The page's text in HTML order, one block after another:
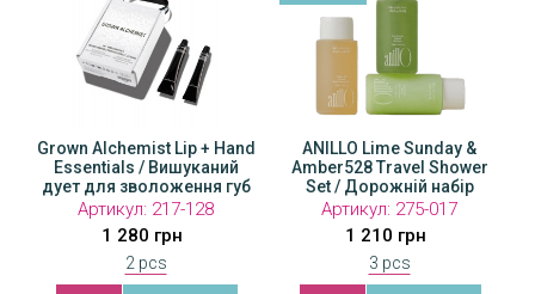
Grown Alchemist Lip + Hand
Essentials / Вишуканий
дует для зволоження губ
та шкіри рук
Артикул: 217-128
1 280 грн
2 pcs
ANILLO Lime Sunday &
Amber528 Travel Shower
Set / Дорожній набір
Артикул: 275-017
1 210 грн
3 pcs